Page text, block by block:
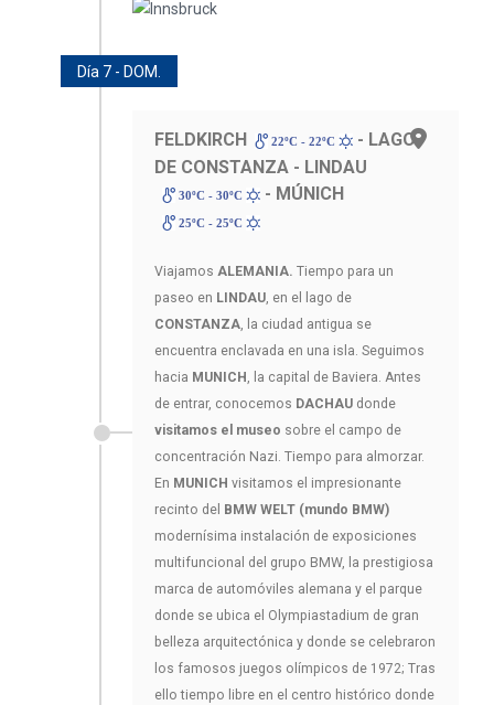
Día 7 - DOM.
FELDKIRCH 22ºC - 22ºC
- LAGO
DE CONSTANZA - LINDAU
30ºC - 30ºC - MÚNICH
25ºC - 25ºC
Viajamos ALEMANIA. Tiempo para un
paseo en LINDAU, en el lago de
CONSTANZA, la ciudad antigua se
encuentra enclavada en una isla. Seguimos
hacia MUNICH , la capital de Baviera. Antes
de entrar, conocemos DACHAU donde
visitamos el museo sobre el campo de
concentración Nazi. Tiempo para almorzar.
En MUNICH visitamos el impresionante
recinto del BMW WELT (mundo BMW)
modernísima instalación de exposiciones
multifuncional del grupo BMW, la prestigiosa
marca de automóviles alemana y el parque
donde se ubica el Olympiastadium de gran
belleza arquitectónica y donde se celebraron
los famosos juegos olímpicos de 1972; Tras
ello tiempo libre en el centro histórico donde